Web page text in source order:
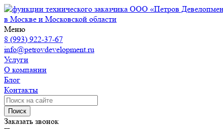
ООО «Петров
в Москве и Московской области
Меню
8 (993) 922-37-67
info@petrovdevelopment.ru
Услуги
О компании
Блог
Контакты
Поиск
Заказать звонок